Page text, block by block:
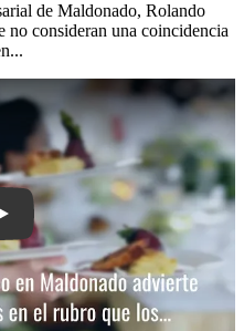
de Maldonado, Rolando
consideran una coincidencia
Estudio sobre empleo turístico